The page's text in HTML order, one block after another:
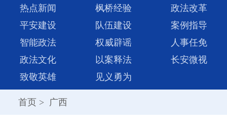
热点新闻
枫桥经验
政法改革
平安建设
队伍建设
案例指导
智能政法
权威辟谣
人事任免
政法文化
以案释法
长安微视
致敬英雄
见义勇为
首页 > 广西